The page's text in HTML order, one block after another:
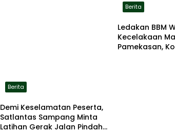
Berita
Demi Keselamatan Peserta,
Satlantas Sampang Minta
Latihan Gerak Jalan Pindah
Berita
Ledakan BBM
Kecelakaan
Pamekasan,